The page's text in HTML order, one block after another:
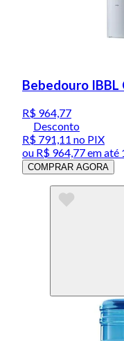
Bebedouro IBBL
R$ 964,77
Desconto
R$ 791,11 no PIX
ou R$ 964,77em até
COMPRAR AGORA